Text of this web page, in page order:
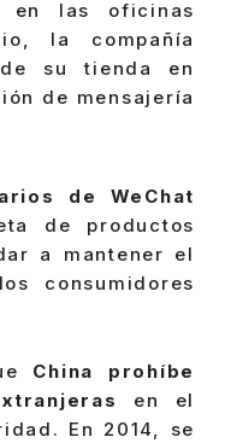
en las oficinas
la compañía
su tienda en
de mensajería
de WeChat
de productos
a mantener el
consumidores
China prohíbe
en el
En 2014, se